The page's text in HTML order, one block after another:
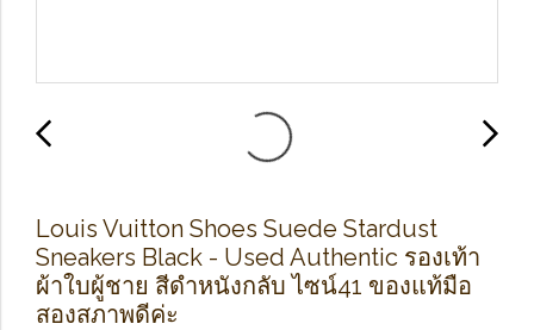
Louis Vuitton Shoes Suede Stardust
Sneakers Black - Used Authentic รองเท้า
ผ้าใบผู้ชาย สีดำหนังกลับ ไซน์41 ของแท้มือ
สองสภาพดีค่ะ